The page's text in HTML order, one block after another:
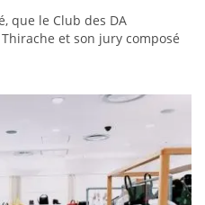
que le Club des DA
et son jury composé